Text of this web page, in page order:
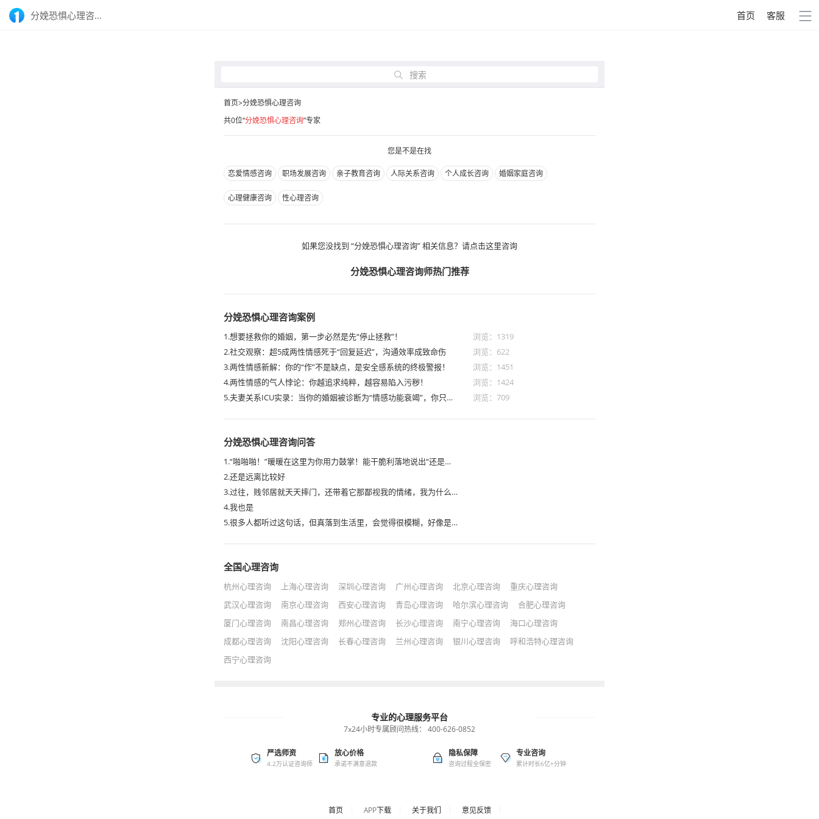
分娩恐惧心理咨询_心理咨询师在线-壹点灵 首页 客服
搜索
首页>分娩恐惧心理咨询
共0位“分娩恐惧心理咨询”专家
您是不是在找
恋爱情感咨询 职场发展咨询 亲子教育咨询 人际关系咨询 个人成长咨询 婚姻家庭咨询
心理健康咨询 性心理咨询
如果您没找到 “分娩恐惧心理咨询” 相关信息？请点击这里咨询
分娩恐惧心理咨询师热门推荐
分娩恐惧心理咨询案例
1.想要拯救你的婚姻，第一步必然是先“停止拯救”！
浏览：1319
2.社交观察：超5成两性情感死于“回复延迟”，沟通效率成致命伤
浏览：622
3.两性情感新解：你的“作”不是缺点，是安全感系统的终极警报！
浏览：1451
4.两性情感的气人悖论：你越追求纯粹，越容易陷入污秽！
浏览：1424
5.夫妻关系ICU实录：当你的婚姻被诊断为“情感功能衰竭”，你只有这3条路！！
浏览：709
分娩恐惧心理咨询问答
1.“啪啪啪！”暖暖在这里为你用力鼓掌！能干脆利落地说出“还是远离比较好”这句话，说明你已经在心里给自己建起了一道坚固又温柔的“防火墙”啦。 你知道吗？在心理学里，这叫作“建立健康的心理边界”。我们没有办法去叫醒一个装睡的人，也没有办法去治愈一个靠贬低别人来找存在感的人。阿德勒心理学里有个很棒的词叫“课题分离”——她偏激、她指责，那是她内心匮乏的“课题”；而你选择保护自己的情绪、守护自己的快乐，这是你的“课题”。把她的课题还给她，把精力收回来爱自己，这简直是最通透、最聪明的做法了！ 从哲学的角度看，生命里的能量是守恒的。当你把能量用来和偏激的人内耗时，你就没有能量去感受旅游的风、去品尝美食的甜了。远离她，绝对不是逃避，而是把你的能量场打扫干净，邀请那些真正滋养你的人和事住进来。 既然决定远离了，咱们就不把她当回事儿了。就把她当成生活里的一个“背景噪音”，或者游戏里一个设定好只会乱发脾气的“NPC”，不给她加戏，也不让她影响你的主线任务。你的旅游照该怎么发还怎么发，你的快乐该怎么绽放就怎么绽放，只是不再把这份快乐递到她面前让她点评了而已。 不过暖暖想多问你一句，当你真正在心里做出“远离”这个决定的那一刻，**你身体里的感觉是什么样的呢？** 是觉得肩膀一下子放松了，长长地舒了一口气？还是觉得有一种“终于不用再委屈自己去迎合”的轻松感？又或者，在现实层面去执行这个“远离”（比如如果你们是同事、亲戚或者不得不接触的人），还有什么让你觉得有些顾虑或拉扯的地方吗？ 无论怎样，暖暖都百分百支持你。你的快乐很贵，咱们得把它留给值得的人和风景呀。来，跟暖暖说说你现在最真实的感受吧~
2.还是远离比较好
3.过往，贱邻居就天天摔门，还带着它那鄙视我的情绪，我为什么听见摔门声感觉很生气，怒火冲到头上，我觉得本来我是平静的，因为它摔门我变得愤怒难受，所以特恨它，
4.我也是
5.很多人都听过这句话，但真落到生活里，会觉得很模糊，好像是一个很宏大、很难达到的状态，会不知道从哪里下手，这种困惑其实很常见。 很多人认为活出自己就是随心所欲，其实活出自己、拥有主体性，并不是凡事都和别人对着干，也不是完全不顾及其他人。 它简单说就是：这件事，我知道我想要什么，我也清楚别人的期待是什么，最后的选择权，握在我自己手里。 我可以听取别人的意见，但不由别人替我做决定；我可以体谅他人，但不会完全牺牲掉我自己的感受。 我们可以从一件件小事开始：看见自己的喜好，敢于表达，哪怕拒绝，允许自己优先顾及自己的感受。就算选择不完美，也由自己为选择负责。”
全国心理咨询
杭州心理咨询 上海心理咨询 深圳心理咨询 广州心理咨询 北京心理咨询
重庆心理咨询
武汉心理咨询
南京心理咨询 西安心理咨询 青岛心理咨询 哈尔滨心理咨询
合肥心理咨询
厦门心理咨询
南昌心理咨询 郑州心理咨询 长沙心理咨询 南宁心理咨询
海口心理咨询
成都心理咨询
沈阳心理咨询 长春心理咨询 兰州心理咨询 银川心理咨询
呼和浩特心理咨询
西宁心理咨询
专业的心理服务平台
7x24小时专属顾问热线： 400-626-0852
严选师资
4.2万认证咨询师
专业咨询
累计时长6亿+分钟
放心价格
承诺不满意退款
隐私保障
咨询过程全保密
首页 APP下载 关于我们 意见反馈